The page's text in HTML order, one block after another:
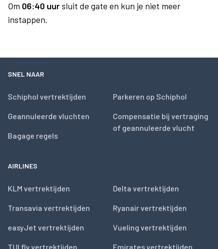
Om 06:40 uursluit de gate en kun je niet meer
instappen.
SNEL NAAR
Schiphol vertrektijden
Geannuleerde vluchten
Bagage regels
Parkeren op Schiphol
Compensatie bij vertraging
of geannuleerde vlucht
AIRLINES
KLM vertrektijden
Transavia vertrektijden
easyJet vertrektijden
TUI fly vertrektijden
Delta vertrektijden
Ryanair vertrektijden
Vueling vertrektijden
Emirates vertrektijden